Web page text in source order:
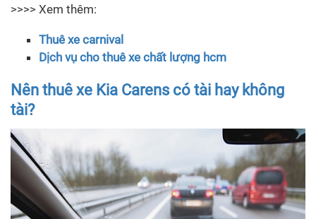
>>>> Xem thêm:
Thuê xe carnival
Dịch vụ cho thuê xe chất lượng hcm
Nên thuê xe Kia Carens có tài hay không
tài?